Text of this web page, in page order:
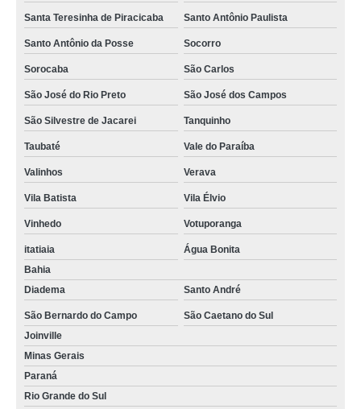
Santa Teresinha de Piracicaba Santo Antônio Paulista
Santo Antônio da Posse Socorro
Sorocaba São Carlos
São José do Rio Preto São José dos Campos
São Silvestre de Jacarei Tanquinho
Taubaté Vale do Paraíba
Valinhos Verava
Vila Batista Vila Élvio
Vinhedo Votuporanga
itatiaia
Água Bonita
Bahia
Diadema
Santo André
São Bernardo do Campo
São Caetano do Sul
Joinville
Minas Gerais
Paraná
Rio Grande do Sul